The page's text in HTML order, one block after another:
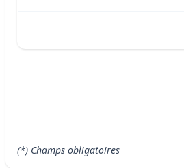
(*) Champs obligatoires